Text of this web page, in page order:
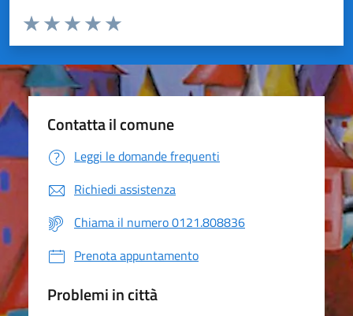
Valuta da 1 a 5 stelle la pagina
Valuta 5 stelle su 5
Valuta 4 stelle su 5
Valuta 3 stelle su 5
Valuta 2 stelle su 5
Valuta 1 stelle su 5
Contatta il comune
Leggi le domande frequenti
Richiedi assistenza
Chiama il numero 0121.808836
Prenota appuntamento
Problemi in città